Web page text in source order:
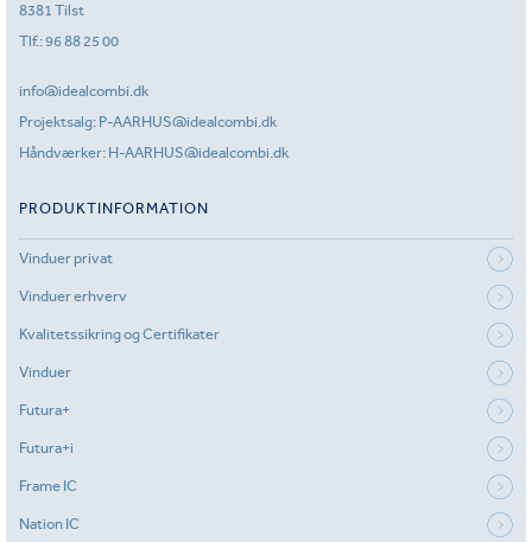
8381 Tilst
Tlf.:96 88 25 00
info@idealcombi.dk
Projektsalg: P-AARHUS@idealcombi.dk
Håndværker: H-AARHUS@idealcombi.dk
PRODUKTINFORMATION
Vinduer privat
Vinduer erhverv
Kvalitetssikring og Certifikater
Vinduer
Futura+
Futura+i
Frame IC
Nation IC